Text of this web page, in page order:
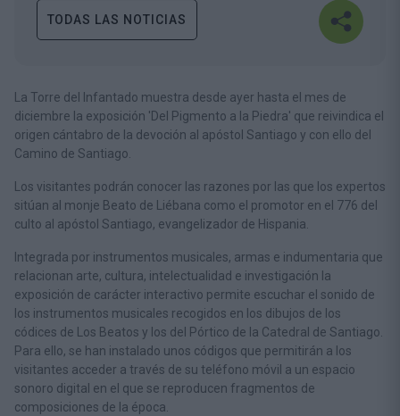
TODAS LAS NOTICIAS
La Torre del Infantado muestra desde ayer hasta el mes de
diciembre la exposición 'Del Pigmento a la Piedra' que reivindica el
origen cántabro de la devoción al apóstol Santiago y con ello del
Camino de Santiago.
Los visitantes podrán conocer las razones por las que los expertos
sitúan al monje Beato de Liébana como el promotor en el 776 del
culto al apóstol Santiago, evangelizador de Hispania.
Integrada por instrumentos musicales, armas e indumentaria que
relacionan arte, cultura, intelectualidad e investigación la
exposición de carácter interactivo permite escuchar el sonido de
los instrumentos musicales recogidos en los dibujos de los
códices de Los Beatos y los del Pórtico de la Catedral de Santiago.
Para ello, se han instalado unos códigos que permitirán a los
visitantes acceder a través de su teléfono móvil a un espacio
sonoro digital en el que se reproducen fragmentos de
composiciones de la época.